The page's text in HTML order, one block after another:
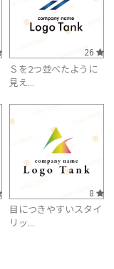
26
Ｓを2つ並べたように
見え...
8
目につきやすいスタイ
リッ...